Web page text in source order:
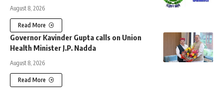
August 8, 2026
Read More
Governor Kavinder Gupta calls on Union
Health Minister J.P. Nadda
August 8, 2026
Read More